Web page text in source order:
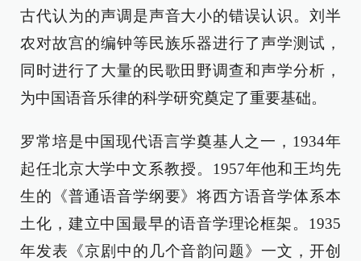
古代认为的声调是声音大小的错误认识。刘半
农对故宫的编钟等民族乐器进行了声学测试，
同时进行了大量的民歌田野调查和声学分析，
为中国语音乐律的科学研究奠定了重要基础。
罗常培是中国现代语言学奠基人之一，1934年
起任北京大学中文系教授。1957年他和王均先
生的《普通语音学纲要》将西方语音学体系本
土化，建立中国最早的语音学理论框架。1935
年发表《京剧中的几个音韵问题》一文，开创